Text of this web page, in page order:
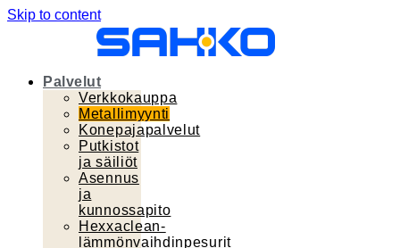
Skip to content
Palvelut
Verkkokauppa
Metallimyynti
Konepajapalvelut
Putkistot
ja säiliöt
Asennus
ja
kunnossapito
Hexxaclean-
lämmönvaihdinpesurit